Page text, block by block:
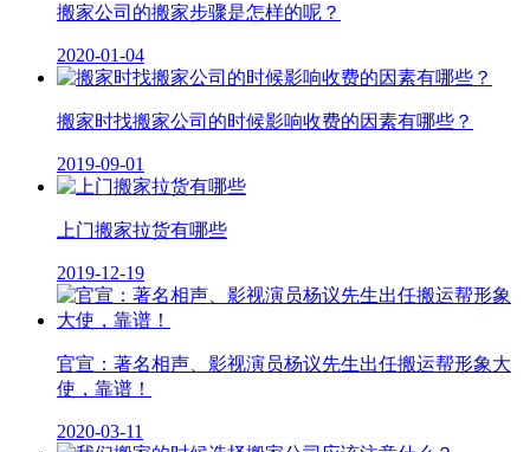
搬家公司的搬家步骤是怎样的呢？
2020-01-04
搬家时找搬家公司的时候影响收费的因素有哪些？
2019-09-01
上门搬家拉货有哪些
2019-12-19
官宣：著名相声、影视演员杨议先生出任搬运帮形象大
使，靠谱！
2020-03-11